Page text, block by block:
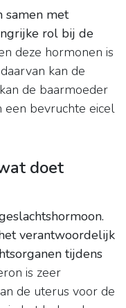
samen met
rol bij de
deze hormonen is
kan de
de baarmoeder
een bevruchte eicel
doet
verantwoordelijk
tijdens
is zeer
de uterus voor de